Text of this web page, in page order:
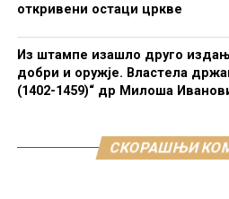
откривени остаци цркве
Из штампе изашло друго
добри и оружје. Властела
(1402-1459)“ др Милоша
СКОРАШЊИ